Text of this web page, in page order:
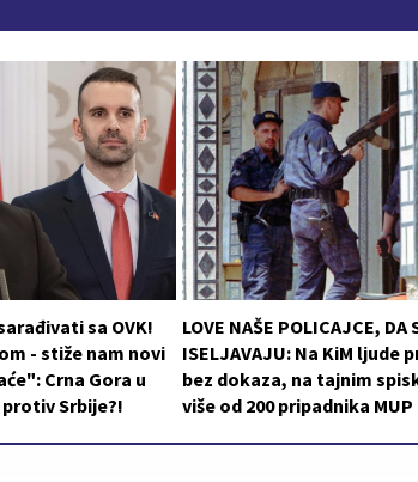
sa OVK!
- stiže nam novi
Crna Gora u
Srbije?!
LOVE NAŠE POLICAJCE, DA
ISELJAVAJU: Na KiM ljude
bez dokaza, na tajnim
više od 200 pripadnika MUP